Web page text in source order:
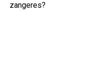
zangeres?